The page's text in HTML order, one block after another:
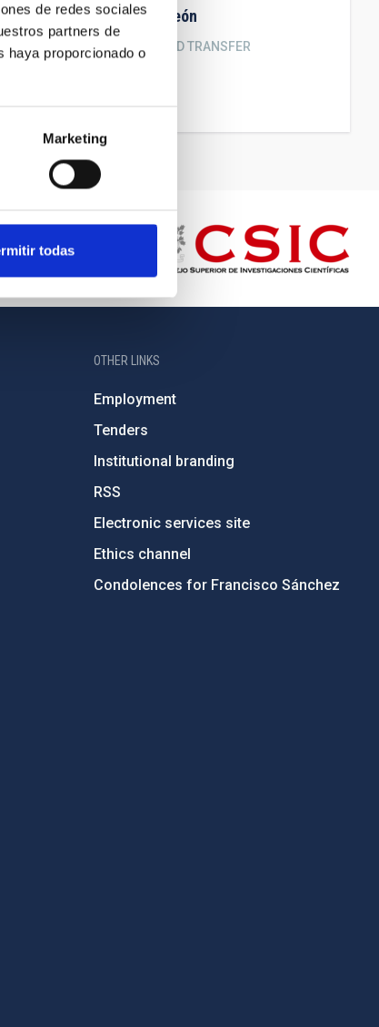
de redes sociales
partners de
haya proporcionado o
Marketing
todas
Víctor Manuel Quintero León
SUPPORT FOR RESEARCH AND TRANSFER
Titulado/a Superior
OTHER LINKS
Employment
Tenders
Institutional branding
RSS
Electronic services site
Ethics channel
Condolences for Francisco Sánchez